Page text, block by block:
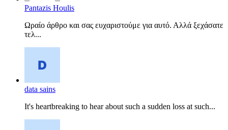
Pantazis Houlis
Ωραίο άρθρο και σας ευχαριστούμε για αυτό. Αλλά ξεχάσατε
τελ...
data sains
It's heartbreaking to hear about such a sudden loss at such...